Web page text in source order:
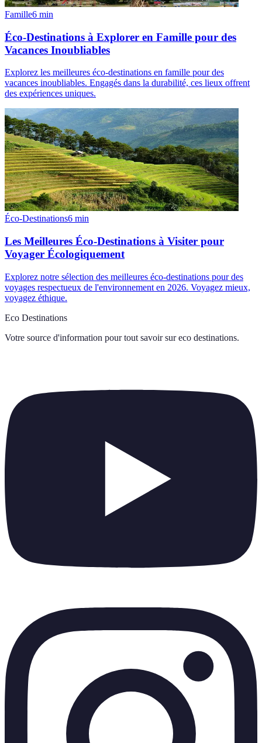
Famille6 min
Éco-Destinations à Explorer en Famille pour des
Vacances Inoubliables
Explorez les meilleures éco-destinations en famille pour des
vacances inoubliables. Engagés dans la durabilité, ces lieux offrent
des expériences uniques.
Éco-Destinations6 min
Les Meilleures Éco-Destinations à Visiter pour
Voyager Écologiquement
Explorez notre sélection des meilleures éco-destinations pour des
voyages respectueux de l'environnement en 2026. Voyagez mieux,
voyagez éthique.
Eco Destinations
Votre source d'information pour tout savoir sur eco destinations.